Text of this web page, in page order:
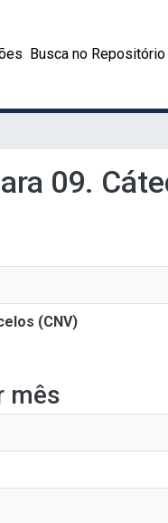
Busca no Repositório
09.
(CNV)
mês